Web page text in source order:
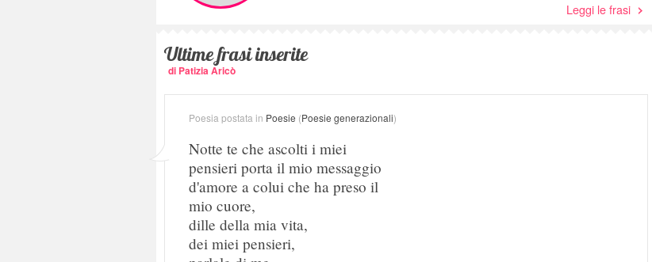
Leggi le frasi
Ultime frasi inserite
di Patizia Aricò
Poesia postata in Poesie (Poesie generazionali)
Notte te che ascolti i miei
pensieri porta il mio messaggio
d'amore a colui che ha preso il
mio cuore,
dille della mia vita,
dei miei pensieri,